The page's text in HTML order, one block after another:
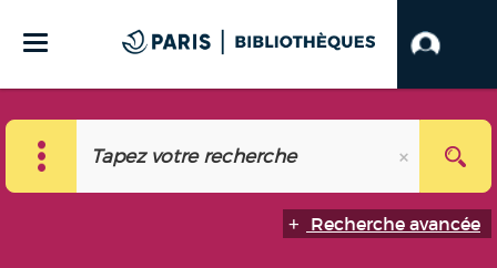
Recherche avancée